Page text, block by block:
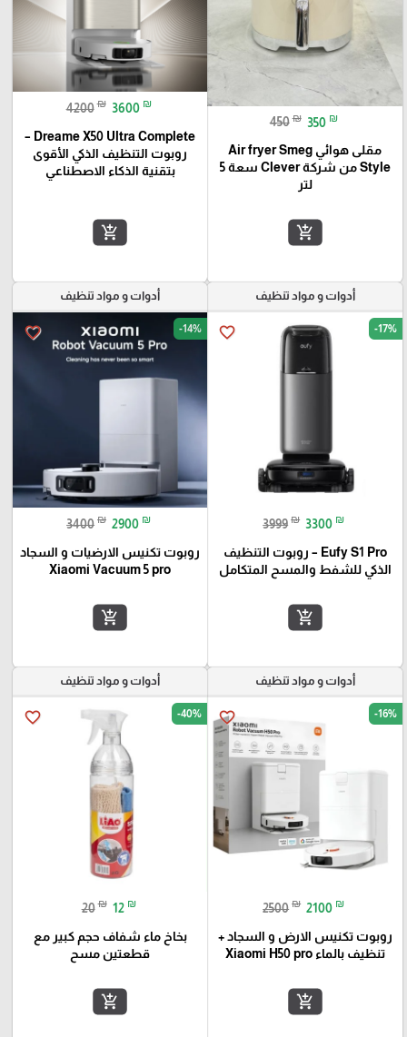
450 ₪ 350 ₪
مقلى هوائي Air fryer Smeg
Style من شركة Clever سعة 5
لتر
add_shopping_cart
4200 ₪ 3600 ₪
Dreame X50 Ultra Complete –
روبوت التنظيف الذكي الأقوى
بتقنية الذكاء الاصطناعي
add_shopping_cart
أدوات و مواد تنظيف
favorite_border -17%
3999 ₪ 3300 ₪
Eufy S1 Pro – روبوت التنظيف
الذكي للشفط والمسح المتكامل
add_shopping_cart
أدوات و مواد تنظيف
favorite_border -14%
3400 ₪ 2900 ₪
روبوت تكنيس الارضيات و السجاد
Xiaomi Vacuum 5 pro
add_shopping_cart
أدوات و مواد تنظيف
favorite_border -16%
2500 ₪ 2100 ₪
روبوت تكنيس الارض و السجاد +
تنظيف بالماء Xiaomi H50 pro
add_shopping_cart
أدوات و مواد تنظيف
favorite_border -40%
20 ₪ 12 ₪
بخاخ ماء شفاف حجم كبير مع
قطعتين مسح
add_shopping_cart